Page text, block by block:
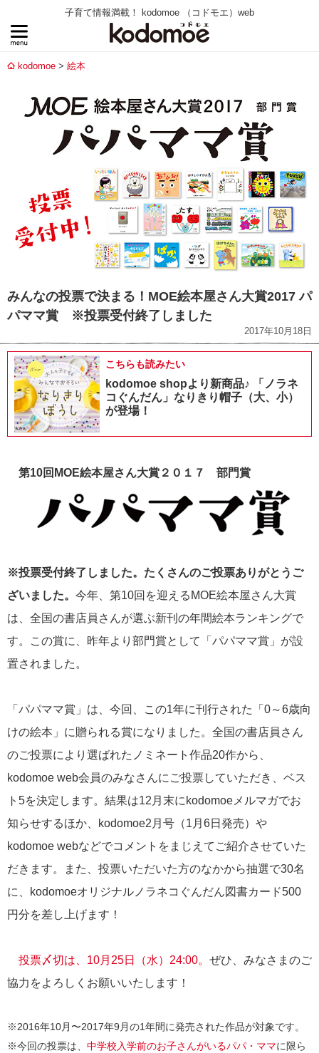
子育て情報満載！ kodomoe （コドモエ）web
kodomoe 絵本
みんなの投票で決まる！MOE絵本屋さん大賞2017 パ
パママ賞 ※投票受付終了しました
2017年10月18日
こちらも読みたい
kodomoe shopより新商品♪ 「ノラネ
コぐんだん」なりきり帽子（大、小）
が登場！
第10回MOE絵本屋さん大賞２０１７ 部門賞
※投票受付終了しました。たくさんのご投票ありがとうご
ざいました。 今年、第10回を迎えるMOE絵本屋さん大賞
は、全国の書店員さんが選ぶ新刊の年間絵本ランキングで
す。この賞に、昨年より部門賞として「パパママ賞」が設
置されました。
「パパママ賞」は、今回、この1年に刊行された「0～6歳向
けの絵本」に贈られる賞になりました。全国の書店員さん
のご投票により選ばれたノミネート作品20作から、
kodomoe web会員のみなさんにご投票していただき、ベス
ト5を決定します。結果は12月末にkodomoeメルマガでお
知らせするほか、kodomoe2月号（1月6日発売）や
kodomoe webなどでコメントをまじえてご紹介させていた
だきます。また、投票いただいた方のなかから抽選で30名
に、kodomoeオリジナルノラネコぐんだん図書カード500
円分を差し上げます！
投票〆切は、10月25日（水）24:00。 ぜひ、みなさまのご
協力をよろしくお願いいたします！
※2016年10月〜2017年9月の1年間に発売された作品が対象です。
※今回の投票は、 中学校入学前のお子さんがいるパパ・ママに限ら